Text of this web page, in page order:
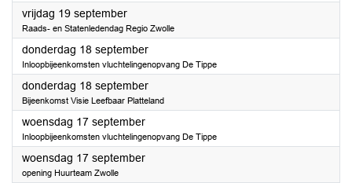
vrijdag 19 september2025
Raads- en Statenledendag Regio Zwolle
donderdag 18 september2025
Inloopbijeenkomsten vluchtelingenopvang De Tippe
donderdag 18 september2025
Bijeenkomst Visie Leefbaar Platteland
woensdag 17 september2025
Inloopbijeenkomsten vluchtelingenopvang De Tippe
woensdag 17 september2025
opening Huurteam Zwolle